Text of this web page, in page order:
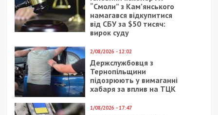
Читайте також
Предыдущая статья:
Нікопольщина і Синельниківщина знов
під ударом ворога: постраждав чоловік
Следующая статья:
Ворог вночі атакував Нікопольський і
Синельниківський райони